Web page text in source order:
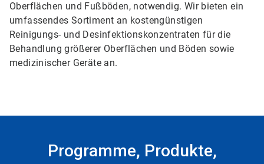
Oberflächen und Fußböden, notwendig. Wir bieten ein
umfassendes Sortiment an kostengünstigen
Reinigungs- und Desinfektionskonzentraten für die
Behandlung größerer Oberflächen und Böden sowie
medizinischer Geräte an.
Programme, Produkte,